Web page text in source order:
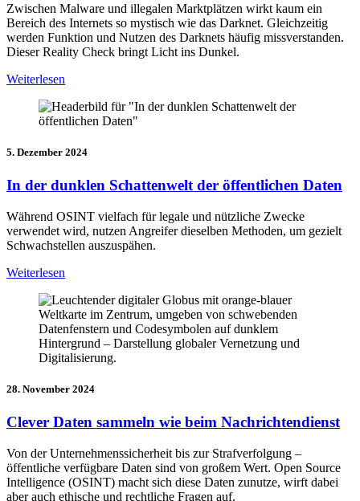
Zwischen Malware und illegalen Marktplätzen wirkt kaum ein
Bereich des Internets so mystisch wie das Darknet. Gleichzeitig
werden Funktion und Nutzen des Darknets häufig missverstanden.
Dieser Reality Check bringt Licht ins Dunkel.
Weiterlesen
5. Dezember 2024
In der dunklen Schattenwelt der öffentlichen Daten
Während OSINT vielfach für legale und nützliche Zwecke
verwendet wird, nutzen Angreifer dieselben Methoden, um gezielt
Schwachstellen auszuspähen.
Weiterlesen
28. November 2024
Clever Daten sammeln wie beim Nachrichtendienst
Von der Unternehmenssicherheit bis zur Strafverfolgung –
öffentliche verfügbare Daten sind von großem Wert. Open Source
Intelligence (OSINT) macht sich diese Daten zunutze, wirft dabei
aber auch ethische und rechtliche Fragen auf.